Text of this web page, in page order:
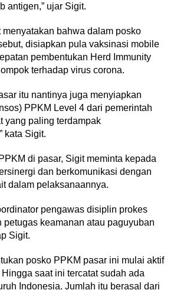
antigen,” ujar Sigit.
menyatakan bahwa dalam posko
disiapkan pula vaksinasi mobile
pembentukan Herd Immunity
terhadap virus corona.
itu nantinya juga menyiapkan
PPKM Level 4 dari pemerintah
yang paling terdampak
kata Sigit.
di pasar, Sigit meminta kepada
dan berkomunikasi dengan
dalam pelaksanaannya.
pengawas disiplin prokes
petugas keamanan atau paguyuban
Sigit.
posko PPKM pasar ini mulai aktif
saat ini tercatat sudah ada
Indonesia. Jumlah itu berasal dari